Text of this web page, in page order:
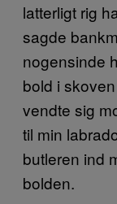
latterligt rig
sagde
nogensinde
bold i
vendte sig
til min
butleren ind
bolden.